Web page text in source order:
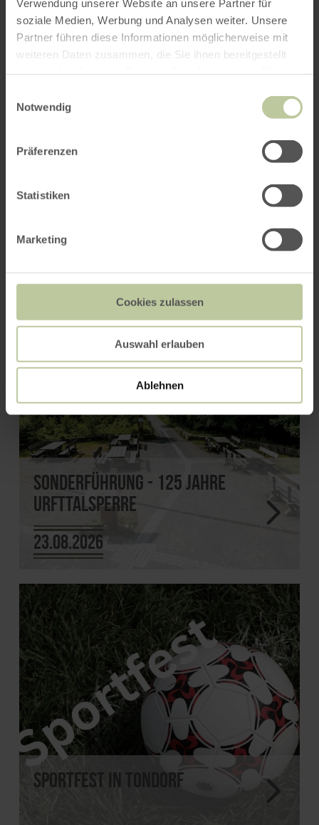
Verwendung unserer Website an unsere Partner für
soziale Medien, Werbung und Analysen weiter. Unsere
Partner führen diese Informationen möglicherweise mit
weiteren Daten zusammen, die Sie ihnen bereitgestellt
Notwendig
Präferenzen
Statistiken
Marketing
Cookies zulassen
Auswahl erlauben
Ablehnen
Weitere Veranstaltungen
Sonderführung - 125 Jahre
Urfttalsperre
23.08.2026
Sportfest in Tondorf